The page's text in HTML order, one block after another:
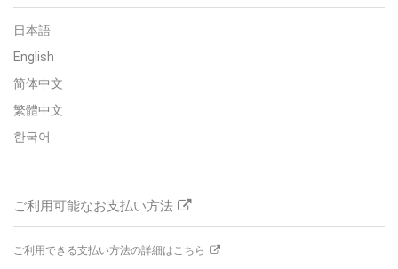
日本語
English
简体中文
繁體中文
한국어
ご利用可能なお支払い方法
ご利用できる支払い方法の詳細はこちら